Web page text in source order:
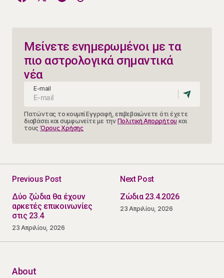
Μείνετε ενημερωμένοι με τα
πιο αστρολογικά σημαντικά
νέα
E-mail
Πατώντας το κουμπί Εγγραφή, επιβεβαιώνετε ότι έχετε
διαβάσει και συμφωνείτε με την Πολιτική Απορρήτου και
τους Όρους Χρήσης
Previous Post
Δύο ζώδια θα έχουν
αρκετές επικοινωνίες
στις 23.4
23 Απριλίου, 2026
Next Post
Ζώδια 23.4.2026
23 Απριλίου, 2026
About